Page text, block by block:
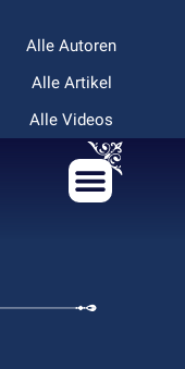
Alle Autoren
Alle Artikel
Alle Videos